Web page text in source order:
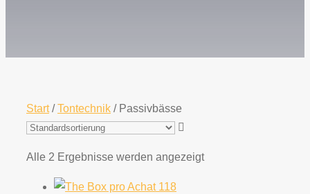
Start/Tontechnik / Passivbässe
Alle 2 Ergebnisse werden angezeigt